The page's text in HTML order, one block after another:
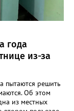
года
из-за
пытаются решить
Об этом
из местных